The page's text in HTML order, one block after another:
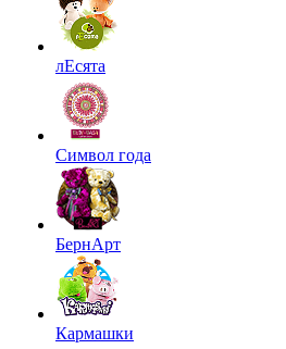
лЕсята
Символ года
БернАрт
Кармашки